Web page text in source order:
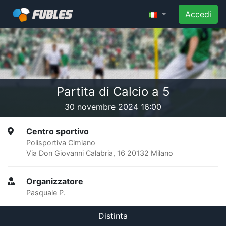
Accedi
Partita di Calcio a 5
30 novembre 2024 16:00
Centro sportivo
Polisportiva Cimiano
Via Don Giovanni Calabria, 16 20132 Milano
Organizzatore
Pasquale P.
Distinta